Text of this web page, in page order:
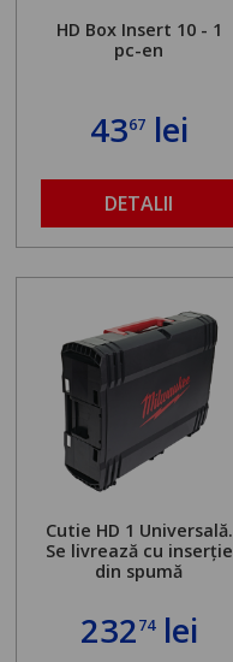
HD Box Insert 10 - 1
pc-en
4367lei
DETALII
Cutie HD 1 Universală.
Se livrează cu inserție
din spumă
23274lei